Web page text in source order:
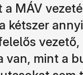
MÁV
kétszer
van, mint a